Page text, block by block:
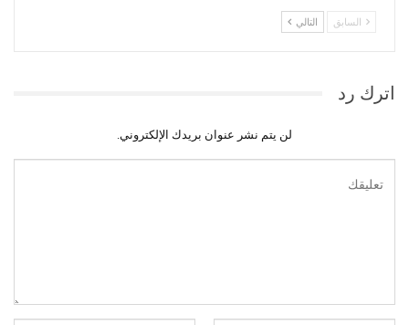
السابق التالي
اترك رد
لن يتم نشر عنوان بريدك الإلكتروني.